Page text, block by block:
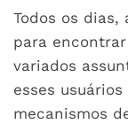
Todos os
para
variados
esses
mecanismos